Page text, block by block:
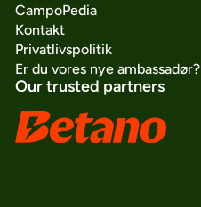
CampoPedia
Kontakt
Privatlivspolitik
Er du vores nye ambassadør?
Our trusted partners